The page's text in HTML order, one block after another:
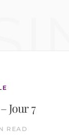
Jour 7
READ